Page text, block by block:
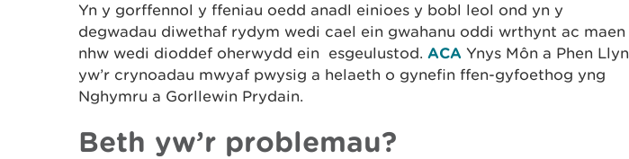
Yn y gorffennol y ffeniau oedd anadl einioes y bobl leol ond yn y
degwadau diwethaf rydym wedi cael ein gwahanu oddi wrthynt ac maen
nhw wedi dioddef oherwydd ein esgeulustod. ACA Ynys Môn a Phen Llyn
yw’r crynoadau mwyaf pwysig a helaeth o gynefin ffen-gyfoethog yng
Nghymru a Gorllewin Prydain.
Beth yw’r problemau?